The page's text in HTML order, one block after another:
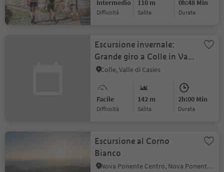
Intermedio
Difficoltà
110 m
Salita
0h:48 Min
durata
Escursione invernale:
Grande giro a Colle in Val
Casies
Colle, Valle di Casies
Facile
Difficoltà
142 m
Salita
2h:00 Min
durata
Escursione al Corno
Bianco
Nova Ponente Centro, Nova Ponente, Regione dolomitica Val d'Ega